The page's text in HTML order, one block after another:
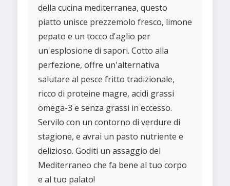
della cucina mediterranea, questo
piatto unisce prezzemolo fresco, limone
pepato e un tocco d'aglio per
un'esplosione di sapori. Cotto alla
perfezione, offre un'alternativa
salutare al pesce fritto tradizionale,
ricco di proteine magre, acidi grassi
omega-3 e senza grassi in eccesso.
Servilo con un contorno di verdure di
stagione, e avrai un pasto nutriente e
delizioso. Goditi un assaggio del
Mediterraneo che fa bene al tuo corpo
e al tuo palato!